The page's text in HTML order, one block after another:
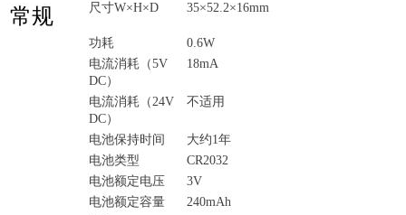
常规 尺寸W×H×D 35×52.2×16mm
功耗
0.6W
电流消耗（5V
DC）
18mA
电流消耗（24V
DC）
不适用
电池保持时间
大约1年
电池类型
CR2032
电池额定电压
3V
电池额定容量
240mAh